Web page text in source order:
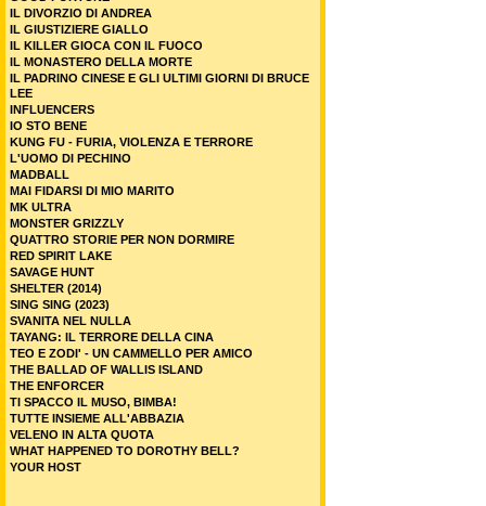
IL DIVORZIO DI ANDREA
IL GIUSTIZIERE GIALLO
IL KILLER GIOCA CON IL FUOCO
IL MONASTERO DELLA MORTE
IL PADRINO CINESE E GLI ULTIMI GIORNI DI BRUCE
LEE
INFLUENCERS
IO STO BENE
KUNG FU - FURIA, VIOLENZA E TERRORE
L'UOMO DI PECHINO
MADBALL
MAI FIDARSI DI MIO MARITO
MK ULTRA
MONSTER GRIZZLY
QUATTRO STORIE PER NON DORMIRE
RED SPIRIT LAKE
SAVAGE HUNT
SHELTER (2014)
SING SING (2023)
SVANITA NEL NULLA
TAYANG: IL TERRORE DELLA CINA
TEO E ZODI' - UN CAMMELLO PER AMICO
THE BALLAD OF WALLIS ISLAND
THE ENFORCER
TI SPACCO IL MUSO, BIMBA!
TUTTE INSIEME ALL'ABBAZIA
VELENO IN ALTA QUOTA
WHAT HAPPENED TO DOROTHY BELL?
YOUR HOST